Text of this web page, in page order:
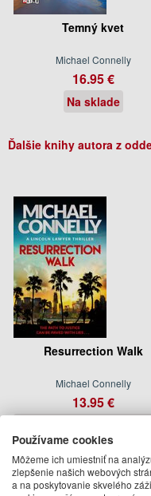
Temný kvet
Michael Connelly
16.95 €
Na sklade
Ďalšie knihy autora z
Resurrection Walk
Michael Connelly
13.95 €
(predobjednávka)
Používame cookies
Môžeme ich umiestniť na
zlepšenie našich webových
a na poskytovanie skvelého